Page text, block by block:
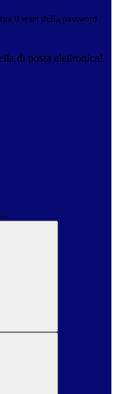
il reset della password
di posta elettronica!